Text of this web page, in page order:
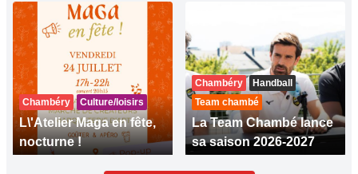
Chambéry Culture/loisirs
L\'Atelier Maga en fête,
nocturne !
Chambéry
Handball
Team chambé
La Team Chambé lance
sa saison 2026-2027